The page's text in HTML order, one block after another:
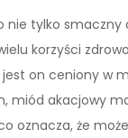
nie tylko
korzyści
jest on ceniony w
miód akacjowy
oznacza, że